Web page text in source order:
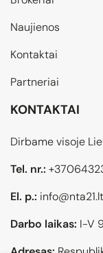
Naujienos
Kontaktai
Partneriai
KONTAKTAI
Dirbame visoje
Tel. nr.:
El. p.: info@nta21.lt
Darbo laikas: I-V